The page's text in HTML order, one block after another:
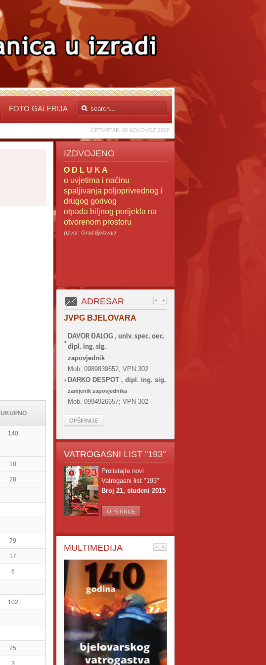
FOTO GALERIJA
ČETVRTAK, 06 KOLOVOZ 2026
UKUPNO
140
10
28
79
17
6
102
25
3
IZDVOJENO
O D L U K A
o uvjetima i načinu
spaljivanja poljoprivrednog i
drugog gorivog
otpada biljnog porijekla na
otvorenom prostoru
(Izvor: Grad Bjelovar)
ADRESAR
JVPG BJELOVARA
•
DAVOR ĐALOG , univ. spec. oec.
dipl. ing. sig.
zapovjednik
Mob: 0989839652, VPN:302
• DARKO DESPOT , dipl. ing. sig.
zamjenik zapovjednika
Mob. 0994926657; VPN 302
OPŠIRNIJE
VATROGASNI LIST "193"
Prolistajte novi
Vatrogasni list "193"
Broj 21, studeni 2015
OPŠIRNIJE
MULTIMEDIJA